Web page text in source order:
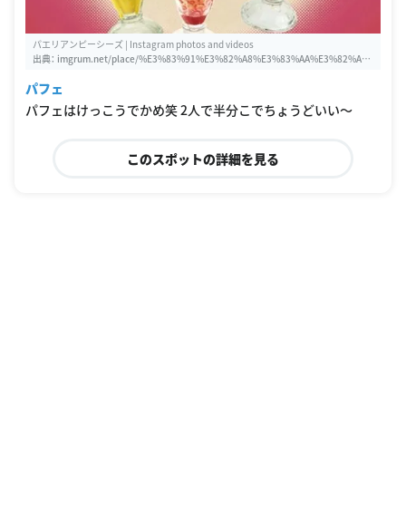
パエリアンピーシーズ | Instagram photos and videos
出典： imgrum.net/place/%E3%83%91%E3%82%A8%E3%83%AA%E3%82%A
BA/253845419/J0HWKlJyQAAAF0HV_uqVwAAAFqoBAA%253D%253D
パフェ
パフェはけっこうでかめ笑 2人で半分こでちょうどいい〜
このスポットの詳細を見る